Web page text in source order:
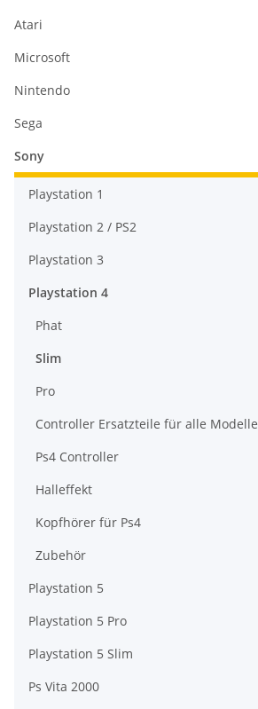
Atari
Microsoft
Nintendo
Sega
Sony
Playstation 1
Playstation 2 / PS2
Playstation 3
Playstation 4
Phat
Slim
Pro
Controller Ersatzteile für alle Modelle
Ps4 Controller
Halleffekt
Kopfhörer für Ps4
Zubehör
Playstation 5
Playstation 5 Pro
Playstation 5 Slim
Ps Vita 2000